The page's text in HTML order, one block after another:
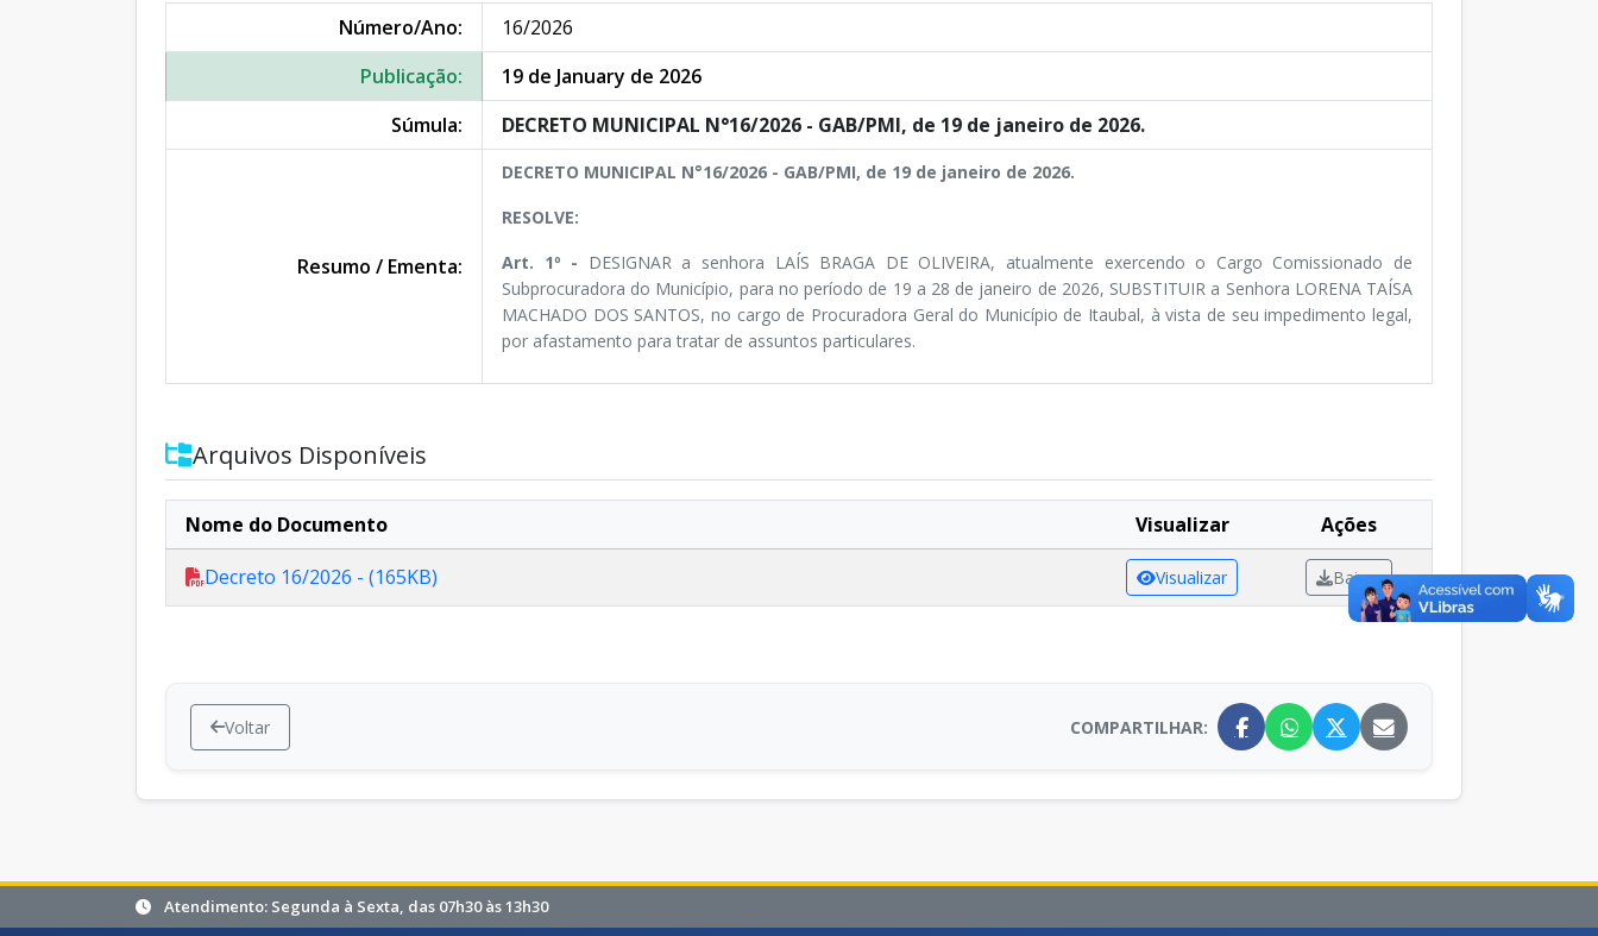
Número/Ano:
16/2026
Publicação:
19 de January de 2026
Súmula:
DECRETO MUNICIPAL N°16/2026 - GAB/PMI, de 19 de janeiro de 2026.
Resumo / Ementa:
DECRETO MUNICIPAL N°16/2026 - GAB/PMI, de 19 de janeiro de 2026.
RESOLVE:
Art. 1º - DESIGNAR a senhora LAÍS BRAGA DE OLIVEIRA, atualmente exercendo o Cargo Comissionado de
Subprocuradora do Município, para no período de 19 a 28 de janeiro de 2026, SUBSTITUIR a Senhora LORENA TAÍSA
MACHADO DOS SANTOS, no cargo de Procuradora Geral do Município de Itaubal, à vista de seu impedimento legal,
por afastamento para tratar de assuntos particulares.
Arquivos Disponíveis
Nome do Documento Visualizar
Ações
Decreto 16/2026 - (165KB)
Visualizar Baixar
Voltar COMPARTILHAR:
Atendimento: Segunda à Sexta, das 07h30 às 13h30